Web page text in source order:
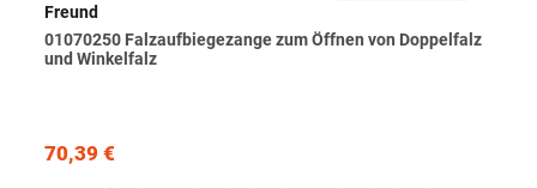
Freund
01070250 Falzaufbiegezange zum Öffnen von Doppelfalz
und Winkelfalz
70,39 €